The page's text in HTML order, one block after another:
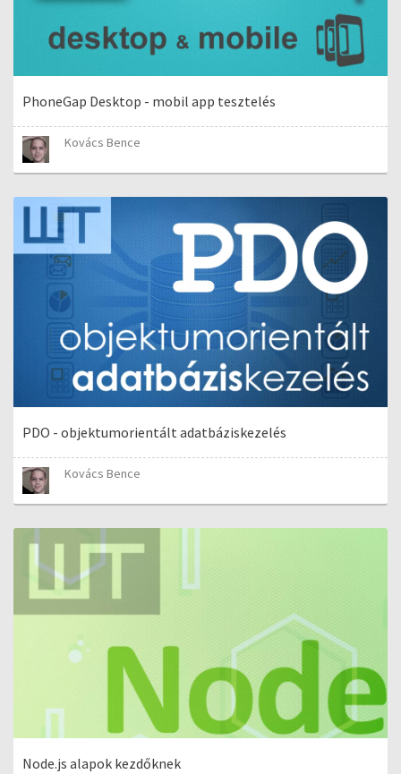
PhoneGap Desktop - mobil app tesztelés
Kovács Bence
PDO - objektumorientált adatbáziskezelés
Kovács Bence
Node.js alapok kezdőknek